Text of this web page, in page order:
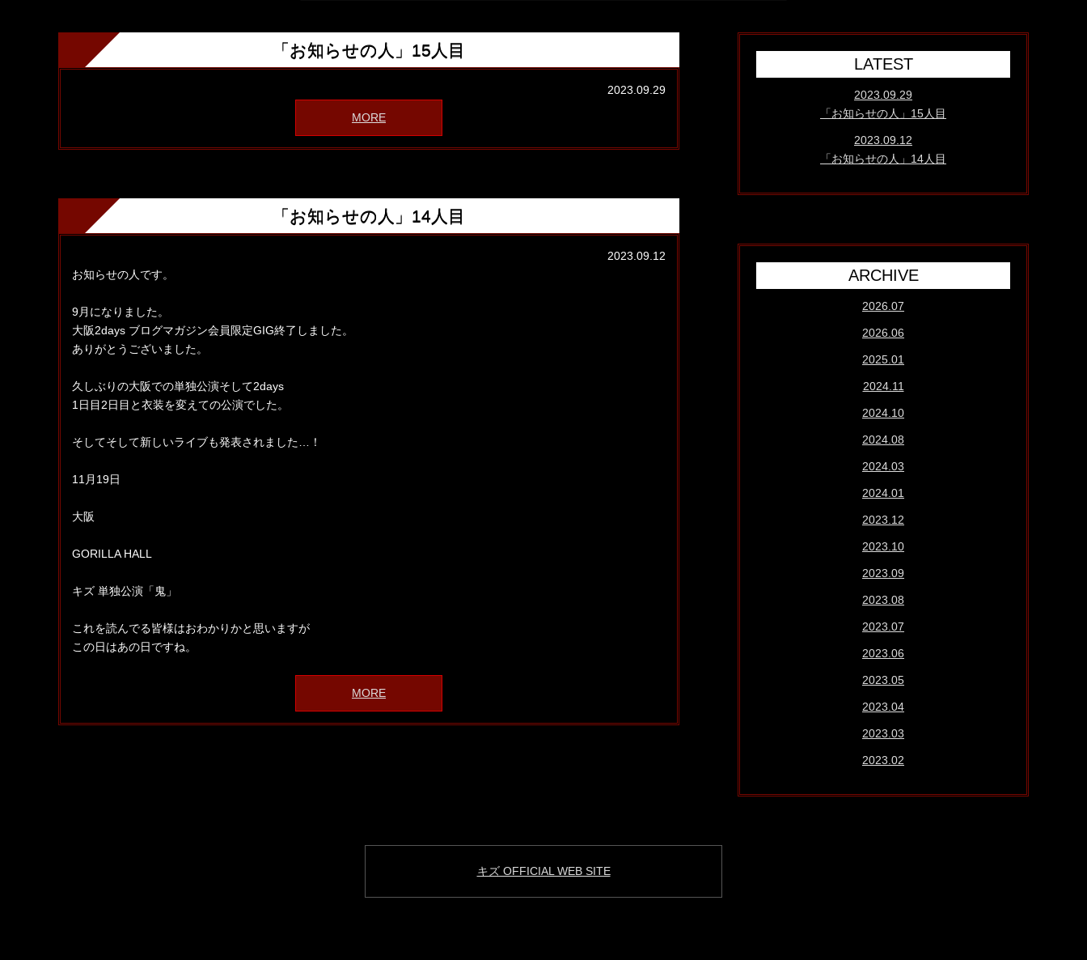
「お知らせの人」15人目
2023.09.29
MORE
「お知らせの人」14人目
2023.09.12
お知らせの人です。
9月になりました。
大阪2days ブログマガジン会員限定GIG終了しました。
ありがとうございました。
久しぶりの大阪での単独公演そして2days
1日目2日目と衣装を変えての公演でした。
そしてそして新しいライブも発表されました…！
11月19日
大阪
GORILLA HALL
キズ 単独公演「鬼」
これを読んでる皆様はおわかりかと思いますが
この日はあの日ですね。
MORE
LATEST
2023.09.29
「お知らせの人」15人目
2023.09.12
「お知らせの人」14人目
ARCHIVE
2026.07
2026.06
2025.01
2024.11
2024.10
2024.08
2024.03
2024.01
2023.12
2023.10
2023.09
2023.08
2023.07
2023.06
2023.05
2023.04
2023.03
2023.02
キズ OFFICIAL WEB SITE